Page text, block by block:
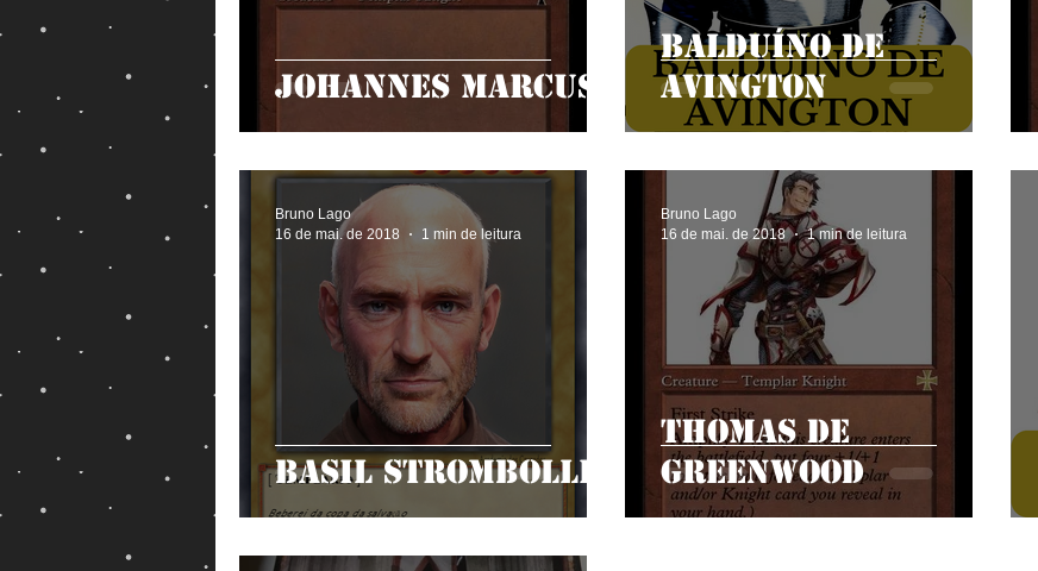
Johannes Marcus
Balduíno de
Avington
Basil Strombolli
Bruno Lago
16 de mai. de 2018
1 min de leitura
Thomas de
Greenwood
Bruno Lago
16 de mai. de 2018
1 min de leitura